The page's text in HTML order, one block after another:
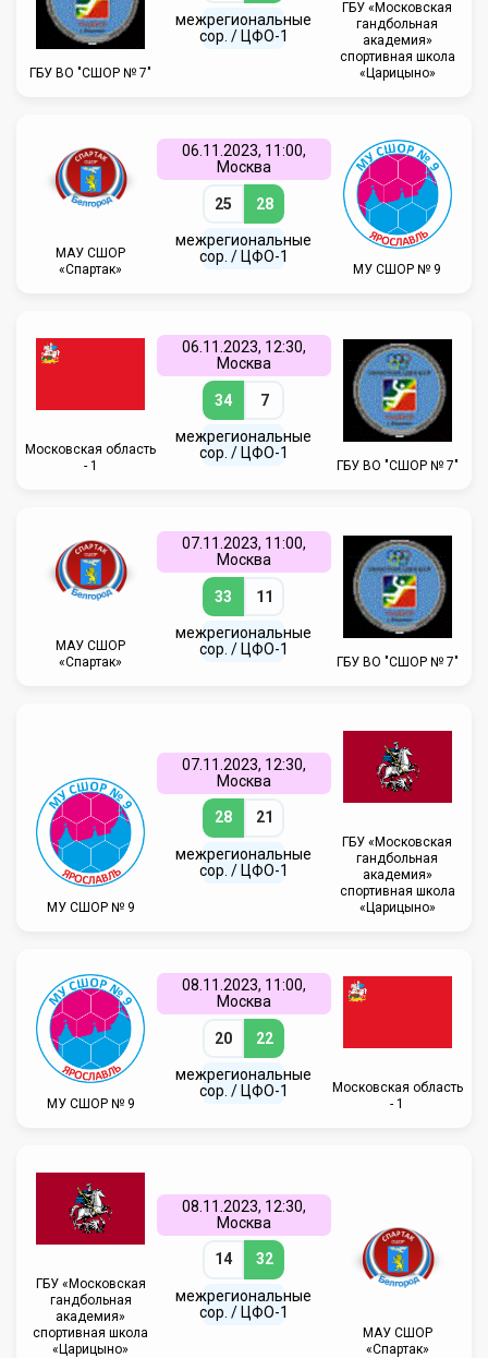
ГБУ ВО "СШОР № 7"
межрегиональные
сор. / ЦФО-1
ГБУ «Московская
гандбольная
академия»
спортивная школа
«Царицыно»
МАУ СШОР
«Спартак»
06.11.2023, 11:00,
Москва
25 28
межрегиональные
сор. / ЦФО-1
МУ СШОР № 9
Московская область
- 1
06.11.2023, 12:30,
Москва
34 7
межрегиональные
сор. / ЦФО-1
ГБУ ВО "СШОР № 7"
МАУ СШОР
«Спартак»
07.11.2023, 11:00,
Москва
33 11
межрегиональные
сор. / ЦФО-1
ГБУ ВО "СШОР № 7"
МУ СШОР № 9
07.11.2023, 12:30,
Москва
28 21
межрегиональные
сор. / ЦФО-1
ГБУ «Московская
гандбольная
академия»
спортивная школа
«Царицыно»
МУ СШОР № 9
08.11.2023, 11:00,
Москва
20 22
межрегиональные
сор. / ЦФО-1
Московская область
- 1
ГБУ «Московская
гандбольная
академия»
спортивная школа
«Царицыно»
08.11.2023, 12:30,
Москва
14 32
межрегиональные
сор. / ЦФО-1
МАУ СШОР
«Спартак»